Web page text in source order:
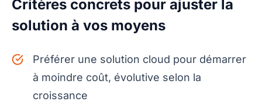
Critères concrets pour ajuster la
solution à vos moyens
Préférer une solution cloud pour démarrer
à moindre coût, évolutive selon la
croissance